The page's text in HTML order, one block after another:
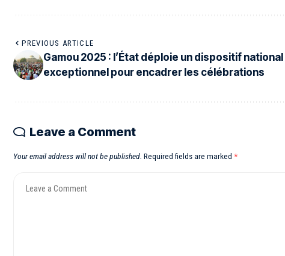
PREVIOUS ARTICLE
Gamou 2025 : l’État déploie un dispositif national
exceptionnel pour encadrer les célébrations
Leave a Comment
Your email address will not be published. Required fields are marked *